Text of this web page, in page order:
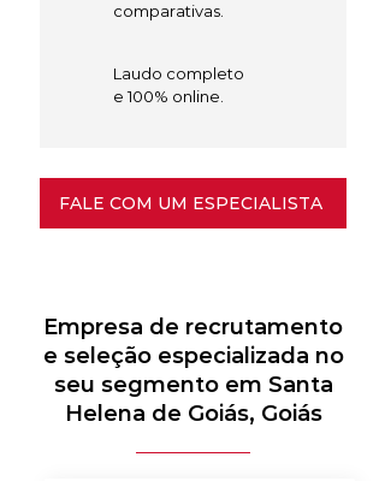
comparativas.
Laudo completo
e 100% online.
FALE COM UM ESPECIALISTA
Empresa de recrutamento
e seleção especializada no
seu segmento em Santa
Helena de Goiás, Goiás